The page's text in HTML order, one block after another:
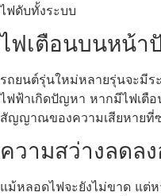
ไฟดับทั้งระบบ
ไฟเตือนบนหน้า
รถยนต์รุ่นใหม่หลายรุ่นจะมีร
ไฟฟ้าเกิดปัญหา หากมีไฟเตือ
สัญญาณของความเสียหายที่
ความสว่างลดล
แม้หลอดไฟจะยังไม่ขาด แต่